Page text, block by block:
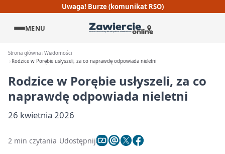
Uwaga! Burze (komunikat RSO)
MENU
Strona główna Wiadomości
Rodzice w Porębie usłyszeli, za co naprawdę odpowiada nieletni
Rodzice w Porębie usłyszeli, za co
naprawdę odpowiada nieletni
26 kwietnia 2026
2 min czytania Udostępnij